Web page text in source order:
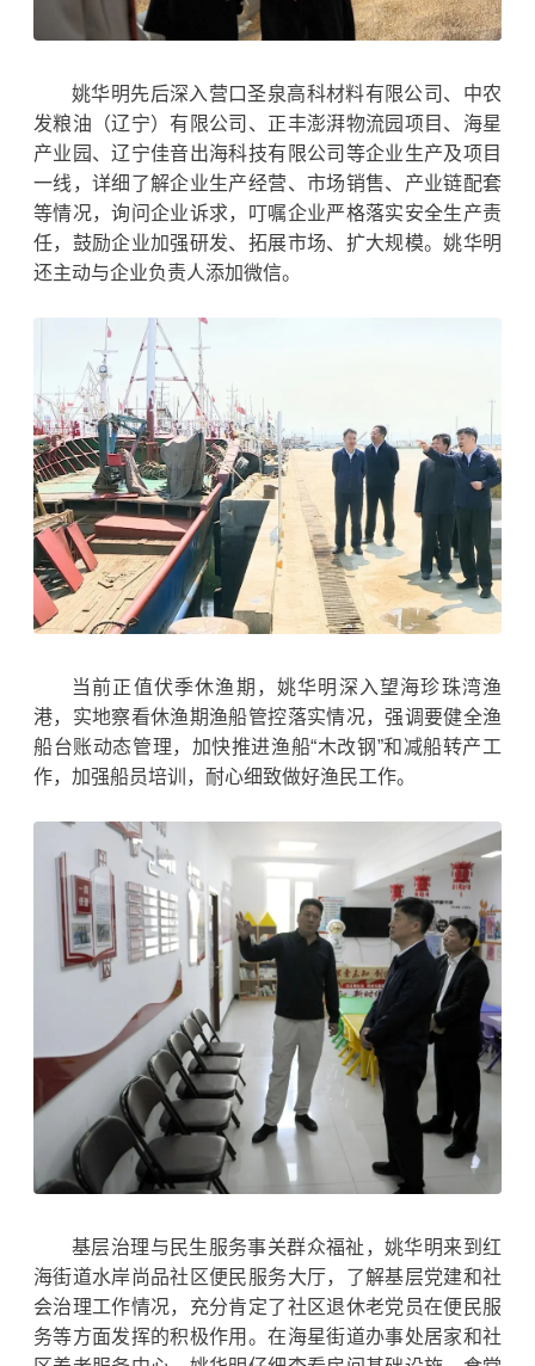
姚华明先后深入营口圣泉高科材料有限公司、中农
发粮油（辽宁）有限公司、正丰澎湃物流园项目、海星
产业园、辽宁佳音出海科技有限公司等企业生产及项目
一线，详细了解企业生产经营、市场销售、产业链配套
等情况，询问企业诉求，叮嘱企业严格落实安全生产责
任，鼓励企业加强研发、拓展市场、扩大规模。姚华明
还主动与企业负责人添加微信。
当前正值伏季休渔期，姚华明深入望海珍珠湾渔
港，实地察看休渔期渔船管控落实情况，强调要健全渔
船台账动态管理，加快推进渔船“木改钢”和减船转产工
作，加强船员培训，耐心细致做好渔民工作。
基层治理与民生服务事关群众福祉，姚华明来到红
海街道水岸尚品社区便民服务大厅，了解基层党建和社
会治理工作情况，充分肯定了社区退休老党员在便民服
务等方面发挥的积极作用。在海星街道办事处居家和社